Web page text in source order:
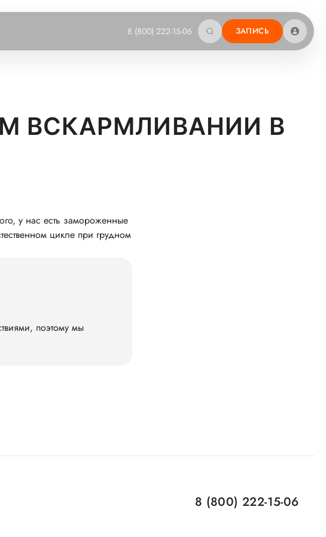
8 (800) 222-15-06 ЗАПИСЬ
ВСКАРМЛИВАНИИ В
у нас есть замороженные
цикле при грудном
поэтому мы
8 (800) 222-15-06